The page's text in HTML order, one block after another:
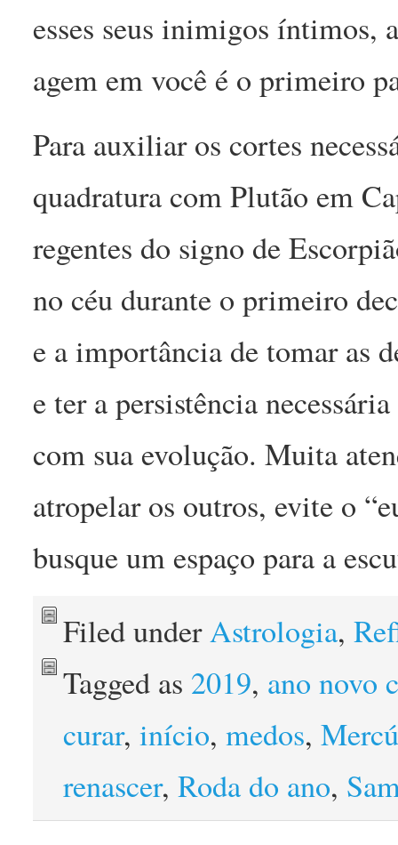
esses seus inimigos íntimos,
agem em você é o primeiro
Para auxiliar os cortes
quadratura com Plutão em
regentes do signo de
no céu durante o primeiro
e a importância de tomar as
e ter a persistência
com sua evolução. Muita
atropelar os outros, evite o
busque um espaço para a
Filed underAstrologia,
Tagged as 2019, ano novo
curar,início,medos,
renascer,Roda do ano,